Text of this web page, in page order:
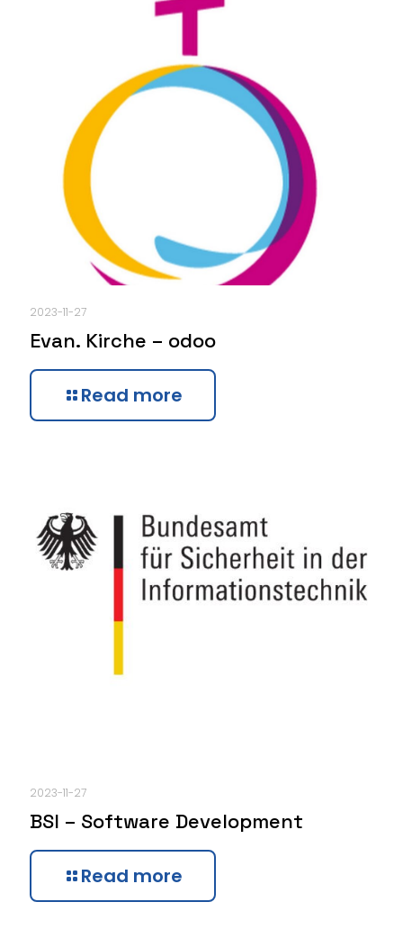
2023-11-27
Evan. Kirche – odoo
Read more
2023-11-27
BSI – Software Development
Read more